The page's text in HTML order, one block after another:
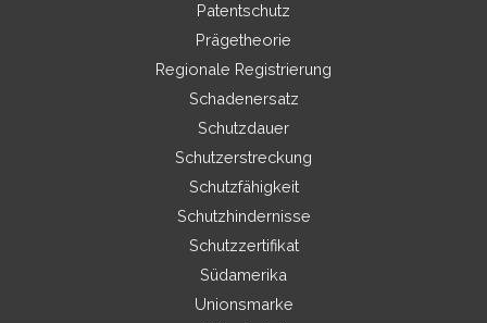
Patentschutz
Prägetheorie
Regionale Registrierung
Schadenersatz
Schutzdauer
Schutzerstreckung
Schutzfähigkeit
Schutzhindernisse
Schutzzertifikat
Südamerika
Unionsmarke